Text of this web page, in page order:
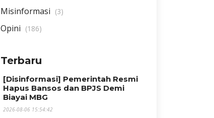
Misinformasi (3)
Opini (186)
Terbaru
[Disinformasi] Pemerintah Resmi
Hapus Bansos dan BPJS Demi
Biayai MBG
2026-08-06 15:54:42